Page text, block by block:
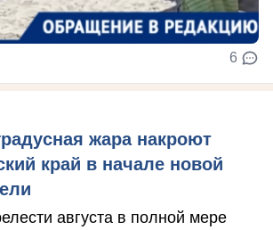
6
жара накроют
край в начале новой
августа в полной мере